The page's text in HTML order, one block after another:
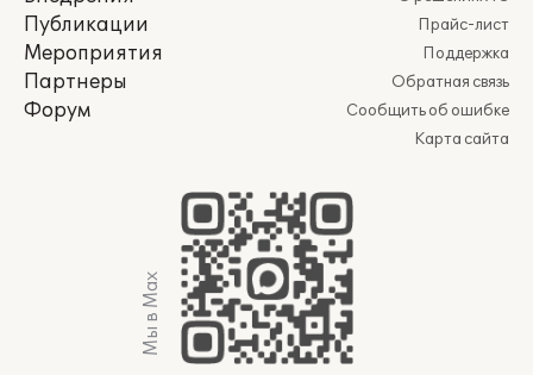
Публикации
Мероприятия
Партнеры
Форум
Прайс-лист
Поддержка
Обратная связь
Сообщить об ошибке
Карта сайта
Мы в Max